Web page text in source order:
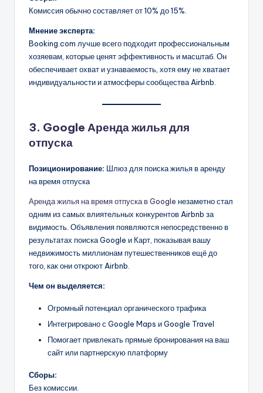
Комиссия обычно составляет от 10% до 15%.
Мнение эксперта:
Booking.com лучше всего подходит профессиональным
хозяевам, которые ценят эффективность и масштаб. Он
обеспечивает охват и узнаваемость, хотя ему не хватает
индивидуальности и атмосферы сообщества Airbnb.
3. Google Аренда жилья для
отпуска
Позиционирование: Шлюз для поиска жилья в аренду
на время отпуска
Аренда жилья на время отпуска в Google незаметно стал
одним из самых влиятельных конкурентов Airbnb за
видимость. Объявления появляются непосредственно в
результатах поиска Google и Карт, показывая вашу
недвижимость миллионам путешественников ещё до
того, как они откроют Airbnb.
Чем он выделяется:
Огромный потенциал органического трафика
Интегрировано с Google Maps и Google Travel
Помогает привлекать прямые бронирования на ваш
сайт или партнерскую платформу
Сборы:
Без комиссии.